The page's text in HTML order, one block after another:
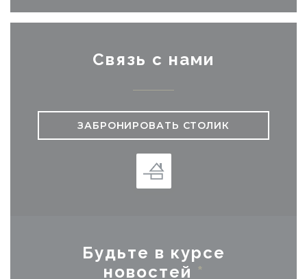
Связь с нами
ЗАБРОНИРОВАТЬ СТОЛИК
Будьте в курсе
новостей *